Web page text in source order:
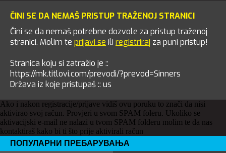
ČINI SE DA NEMAŠ PRISTUP TRAŽENOJ STRANICI
Čini se da nemaš potrebne dozvole za pristup traženoj
stranici. Molim te prijavi se ili registriraj za puni pristup!
Stranica koju si zatražio je ::
https://mk.titlovi.com/prevodi/?prevod=Sinners
Država iz koje pristupaš :: us
Ako i nakon registracije/prijave vidiš ovu poruku to znači da nisi
aktivirao svoj račun. Provjeri u svom SPAM foleru. Ukoliko se
aktivacijski e-mail ne nalazi u tvom SPAM folderu molim te da nas
kontaktiraš kako bi ti što prije aktivirali račun
ПОПУЛАРНИ ПРЕБАРУВАЊА